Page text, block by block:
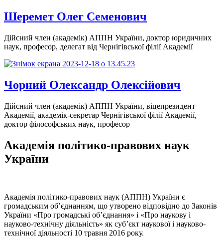
Шеремет Олег Семенович
Дійсний член (академік) АППН України, доктор юридичних
наук, професор, делегат від Чернігівської філії Академії
Чорний Олександр Олексійович
Дійсний член (академік) АППН України, віцепрезидент
Академії, академік-секретар Чернігівської філії Академії,
доктор філософських наук, професор
Академія політико-правових наук
України
Академія політико-правових наук (АППН) України є
громадським об’єднанням, що утворено відповідно до Законів
України «Про громадські об’єднання» і «Про наукову і
науково-технічну діяльність» як суб’єкт наукової і науково-
технічної діяльності 10 травня 2016 року.